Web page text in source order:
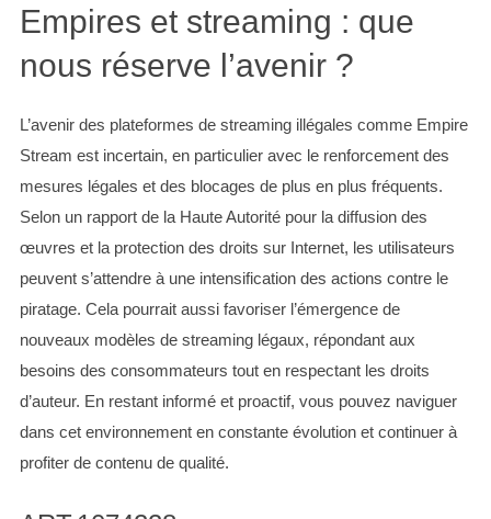
Empires et streaming : que
nous réserve l’avenir ?
L’avenir des plateformes de streaming illégales comme Empire
Stream est incertain, en particulier avec le renforcement des
mesures légales et des blocages de plus en plus fréquents.
Selon un rapport de la Haute Autorité pour la diffusion des
œuvres et la protection des droits sur Internet, les utilisateurs
peuvent s’attendre à une intensification des actions contre le
piratage. Cela pourrait aussi favoriser l’émergence de
nouveaux modèles de streaming légaux, répondant aux
besoins des consommateurs tout en respectant les droits
d’auteur. En restant informé et proactif, vous pouvez naviguer
dans cet environnement en constante évolution et continuer à
profiter de contenu de qualité.